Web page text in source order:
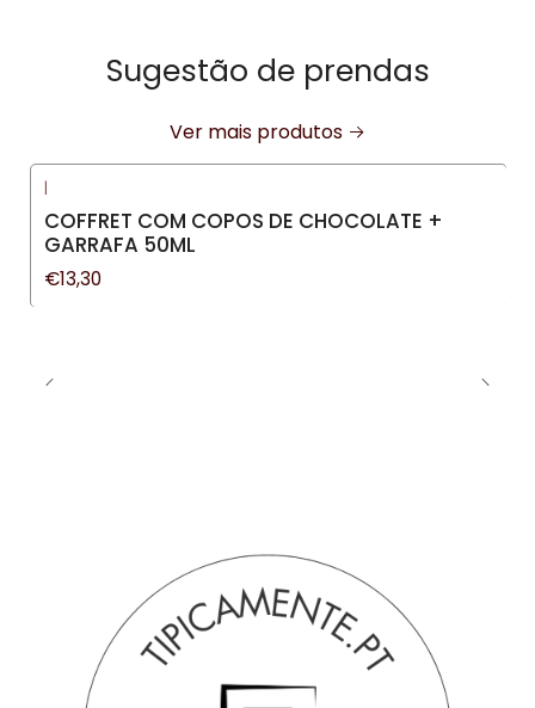
Sugestão de prendas
Ver mais produtos
|
COFFRET COM COPOS DE CHOCOLATE +
GARRAFA 50ML
€13,30